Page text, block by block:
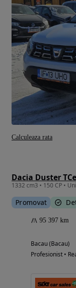
Dacia Duster
Promovat
95 397 km
Bacau (Bacau)
Profesionist •
Calculeaza rata